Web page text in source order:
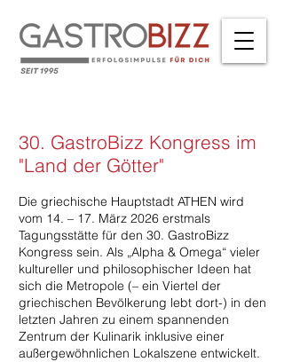
30. GastroBizz Kongress im
"Land der Götter"
Die griechische Hauptstadt ATHEN wird
vom 14. – 17. März 2026 erstmals
Tagungsstätte für den 30. GastroBizz
Kongress sein. Als „Alpha & Omega“ vieler
kultureller und philosophischer Ideen hat
sich die Metropole (– ein Viertel der
griechischen Bevölkerung lebt dort-) in den
letzten Jahren zu einem spannenden
Zentrum der Kulinarik inklusive einer
außergewöhnlichen Lokalszene entwickelt.